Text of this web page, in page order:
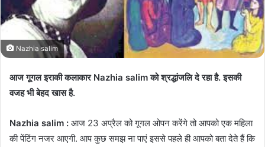
a
Nazhia salim
आज गूगल इराकी कलाकार Nazhia salim को श्रद्धांजलि दे रहा है. इसकी
वजह भी बेहद खास है.
Nazhia salim : आज 23 अप्रैल को गूगल ओपन करेंगे तो आपको एक महिला
की पेंटिंग नजर आएगी. आप कुछ समझ ना पाएं इससे पहले ही आपको बता देते हैं कि